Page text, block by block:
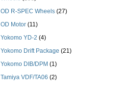
OD R-SPEC Wheels (27)
OD Motor (11)
Yokomo YD-2 (4)
Yokomo Drift Package (21)
Yokomo DIB/DPM (1)
Tamiya VDF/TA06 (2)